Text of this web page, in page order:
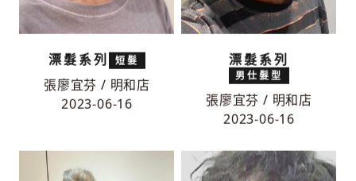
漂髮系列 短髮
張廖宜芬 / 明和店
2023-06-16
漂髮系列
男仕髮型
張廖宜芬 / 明和店
2023-06-16